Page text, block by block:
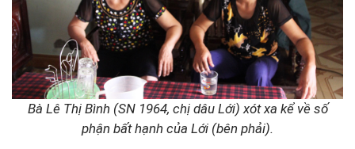
Bà Lê Thị Bình (SN 1964, chị dâu Lới) xót xa kể về số
phận bất hạnh của Lới (bên phải).